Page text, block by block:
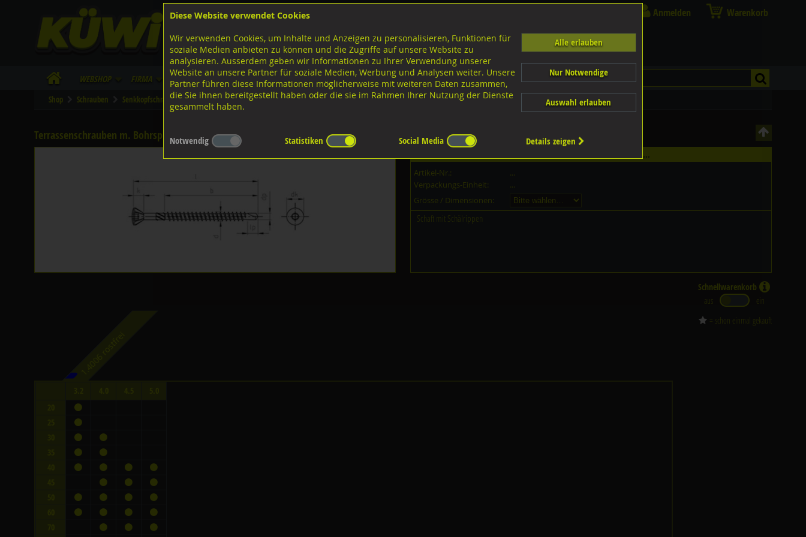
Lagerstrasse 8
Tel. 043 455 20 30
FB
IG
WebShop Firma Lieferinfo Infos/Downloads
Anmelden Warenkorb
Shop Schrauben Senkkopfschrauben Terrassenschrauben m. Bohrspitze
Terrassenschrauben m. Bohrspitze1.4006 rostfrei,
Grössen erhältlich - Bitte wählen Sie...
Artikel-Nr.:
...
Verpackungs-Einheit:
...
Grösse / Dimensionen:
Schaft mit Schälrippen
Schnellwarenkorb
aus
ein
= schon einmal gekauft
1.4006 rostfrei
Diese Website verwendet Cookies
Wir verwenden Cookies, um Inhalte und Anzeigen zu personalisieren, Funktionen für
soziale Medien anbieten zu können und die Zugriffe auf unsere Website zu
analysieren. Ausserdem geben wir Informationen zu Ihrer Verwendung unserer
Website an unsere Partner für soziale Medien, Werbung und Analysen weiter. Unsere
Partner führen diese Informationen möglicherweise mit weiteren Daten zusammen,
die Sie ihnen bereitgestellt haben oder die sie im Rahmen Ihrer Nutzung der Dienste
gesammelt haben.
Alle erlauben
Nur Notwendige
Auswahl erlauben
Notwendig Statistiken Social Media Details zeigen